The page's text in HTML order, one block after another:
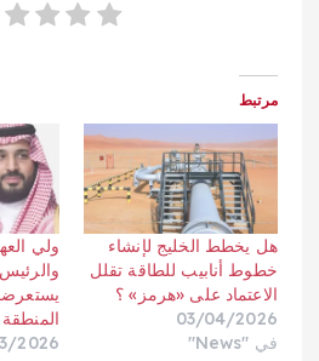
مرتبط
هل يخطط الخليج لإنشاء
خطوط أنابيب للطاقة تقلل
الاعتماد على «هرمز» ؟
03/04/2026
في "News"
ولي
المنطقة
2026